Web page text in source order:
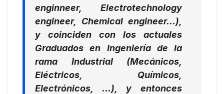
enginneer, Electrotechnology
engineer, Chemical engineer…),
y coinciden con los actuales
Graduados en Ingeniería de la
rama Industrial (Mecánicos,
Eléctricos, Químicos,
Electrónicos, …), y entonces